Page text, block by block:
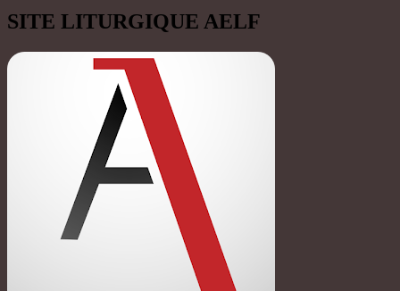
SITE LITURGIQUE AELF